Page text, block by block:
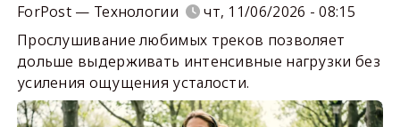
ForPost — Технологии
чт, 11/06/2026 - 08:15
Прослушивание любимых треков позволяет
дольше выдерживать интенсивные нагрузки без
усиления ощущения усталости.